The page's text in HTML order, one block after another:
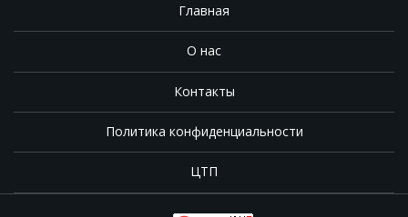
Главная
О нас
Контакты
Политика конфиденциальности
ЦТП